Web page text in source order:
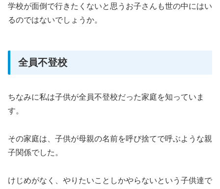
学校が面倒で行きたくないと思うお子さんも世の中にはい
るのではないでしょうか。
全員不登校
ちなみに私は子供が全員不登校だった家庭を知っていま
す。
その家庭は、子供が母親の名前を呼び捨てで呼ぶような親
子関係でした。
けじめがなく、やりたいことしかやらないという子供達で